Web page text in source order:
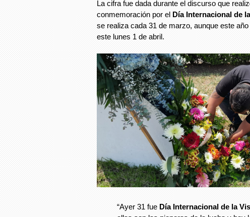
La cifra fue dada durante el discurso que
conmemoración por el Día Internacional de
se realiza cada 31 de marzo, aunque este
este lunes 1 de abril.
“Ayer 31 fue Día Internacional de la